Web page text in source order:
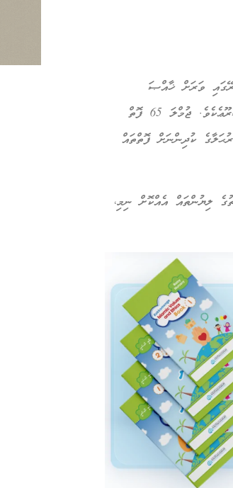
ތެރޭގައި ވަރަށް ޚާއްޞަ
އަހައްމިއްޔަތުކަމެއް ދީގެން ކުރިއަށްގެންގޮސްފައިވާ ތައުލީމީ ތަރުބަވީ އިސްލާމީ މަޝްރޫޢެކެވެ. ޖުމްލަ 65 ފޮތް
ކުދިންނަށް ފޮތްތައް
ބޭބީ ނާސަރީ މަރުޙަލާގެ 16 ފޮތެވެ. ބާކީ ހުރި 49 ފޮތުގެ ލިޔުންތައް އެއްކޮށް ނިމި،